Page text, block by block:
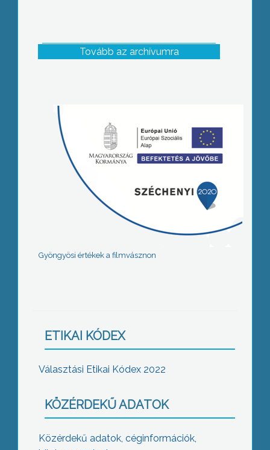
Tovább az archívumra
Gyöngyösi értékek a filmvásznon
ETIKAI KÓDEX
Választási Etikai Kódex 2022
KÖZÉRDEKŰ ADATOK
Közérdekű adatok, céginformációk,